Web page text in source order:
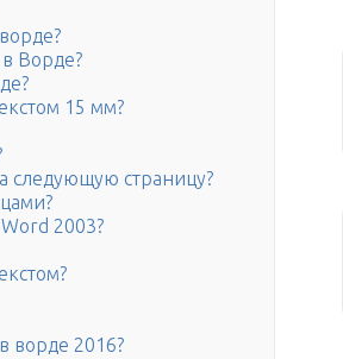
Ворде?
15 мм?
следующую страницу?
2003?
ворде 2016?